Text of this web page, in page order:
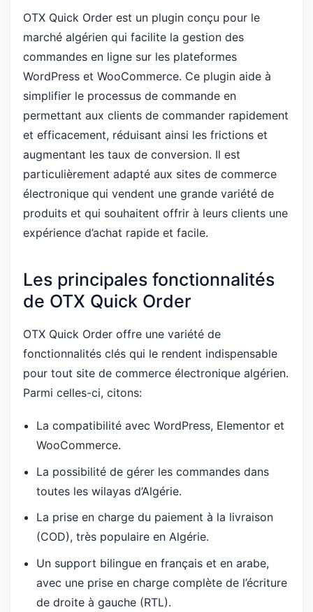
OTX Quick Order est un plugin conçu pour le
marché algérien qui facilite la gestion des
commandes en ligne sur les plateformes
WordPress et WooCommerce. Ce plugin aide à
simplifier le processus de commande en
permettant aux clients de commander rapidement
et efficacement, réduisant ainsi les frictions et
augmentant les taux de conversion. Il est
particulièrement adapté aux sites de commerce
électronique qui vendent une grande variété de
produits et qui souhaitent offrir à leurs clients une
expérience d’achat rapide et facile.
Les principales fonctionnalités
de OTX Quick Order
OTX Quick Order offre une variété de
fonctionnalités clés qui le rendent indispensable
pour tout site de commerce électronique algérien.
Parmi celles-ci, citons:
La compatibilité avec WordPress, Elementor et
WooCommerce.
La possibilité de gérer les commandes dans
toutes les wilayas d’Algérie.
La prise en charge du paiement à la livraison
(COD), très populaire en Algérie.
Un support bilingue en français et en arabe,
avec une prise en charge complète de l’écriture
de droite à gauche (RTL).